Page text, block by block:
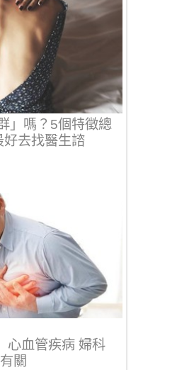
」嗎？5個特徵總
好去找醫生諮
心血管疾病 婦科
關